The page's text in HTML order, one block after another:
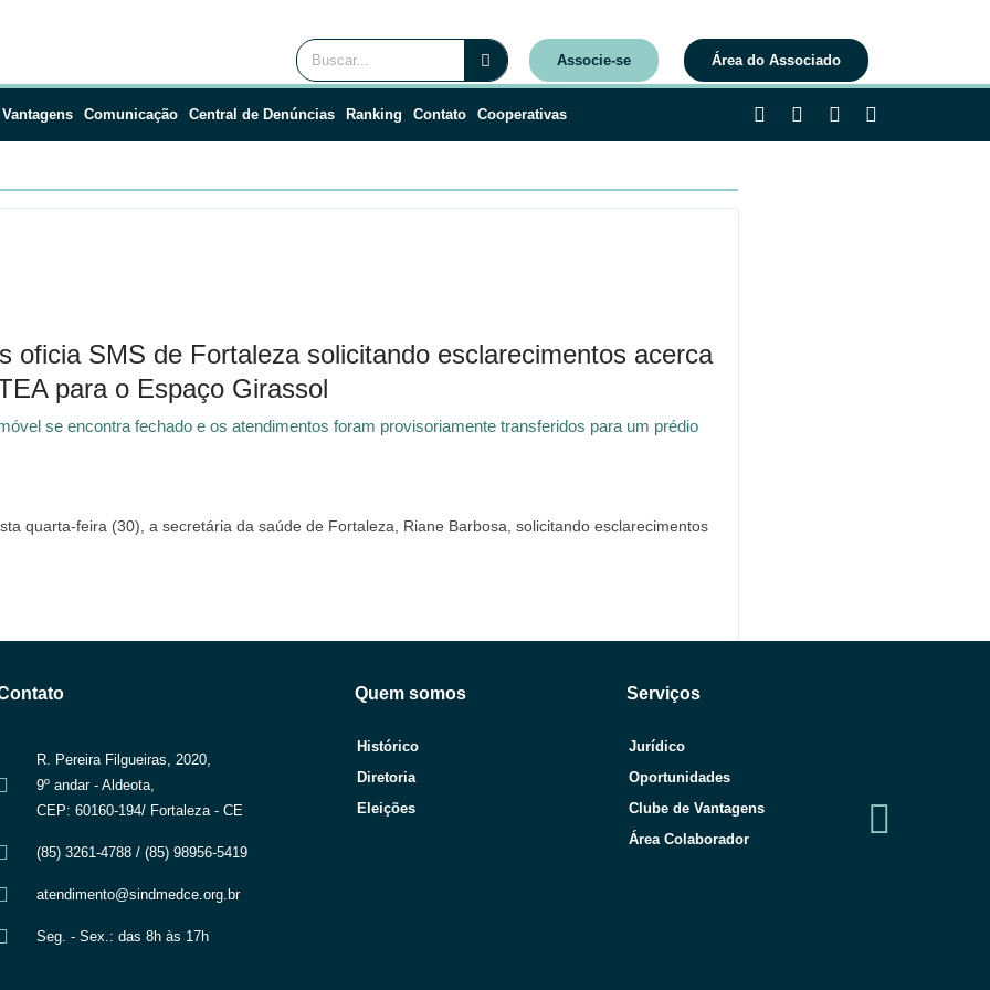
Associe-se Área do Associado
Comunicação Central de Denúncias Ranking Contato Cooperativas
oficia SMS de Fortaleza solicitando esclarecimentos acerca
para o Espaço Girassol
se encontra fechado e os atendimentos foram provisoriamente transferidos para um prédio
quarta-feira (30), a secretária da saúde de Fortaleza, Riane Barbosa, solicitando esclarecimentos
R. Pereira Filgueiras, 2020,
9º andar - Aldeota,
CEP: 60160-194/ Fortaleza - CE
(85) 3261-4788 / (85) 98956-5419
atendimento@sindmedce.org.br
Seg. - Sex.: das 8h às 17h
Quem somos
Histórico
Diretoria
Eleições
Serviços
Jurídico
Oportunidades
Clube de Vantagens
Área Colaborador